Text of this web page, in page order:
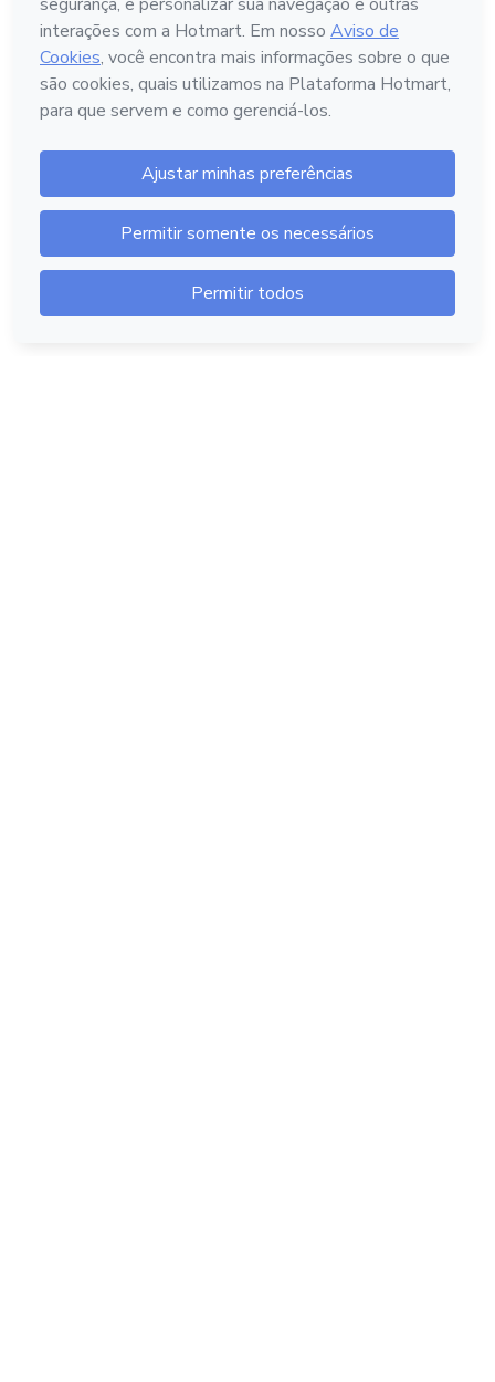
Hotmart — 2011-2026 © Todos os direitos reservados